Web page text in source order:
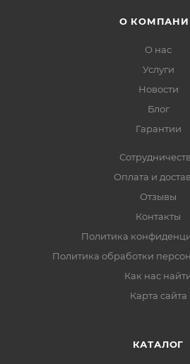
О
О нас
Услуги
Новости
Блог
Гарантии
Оплата и
Отзывы
Контакты
Политика
Политика обработки
Как нас
Карта сайта
КАТАЛОГ